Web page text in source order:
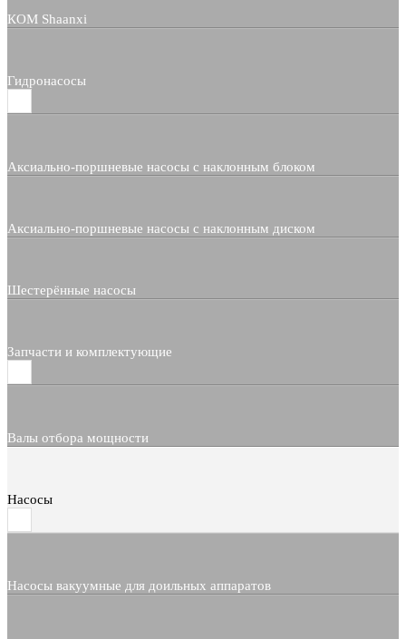
КОМ Shaanxi
Гидронасосы
Аксиально-поршневые насосы с наклонным блоком
Аксиально-поршневые насосы с наклонным диском
Шестерённые насосы
Запчасти и комплектующие
Валы отбора мощности
Насосы
Насосы вакуумные для доильных аппаратов